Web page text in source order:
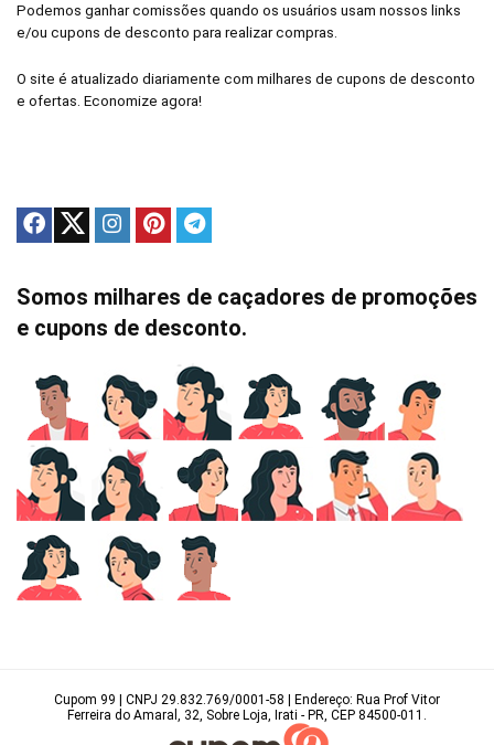
Podemos ganhar comissões quando os usuários usam nossos links
e/ou cupons de desconto para realizar compras.
O site é atualizado diariamente com milhares de cupons de desconto
e ofertas. Economize agora!
Somos milhares de caçadores de promoções
e cupons de desconto.
Cupom 99 | CNPJ 29.832.769/0001-58 | Endereço: Rua Prof Vitor
Ferreira do Amaral, 32, Sobre Loja, Irati - PR, CEP 84500-011.